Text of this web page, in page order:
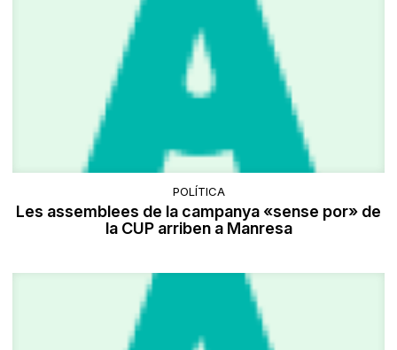
POLÍTICA
Les assemblees de la campanya «sense por» de
la CUP arriben a Manresa